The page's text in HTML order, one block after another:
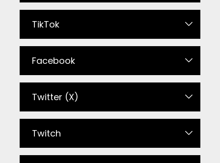
TikTok
Facebook
Twitter (X)
Twitch